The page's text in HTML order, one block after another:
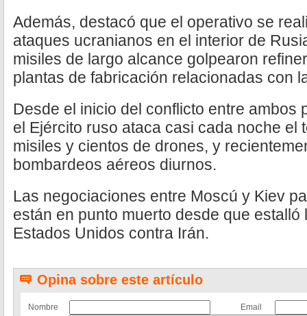
Además, destacó que el operativo se
ataques ucranianos en el interior de
misiles de largo alcance golpearon
plantas de fabricación relacionadas con
Desde el inicio del conflicto entre ambos
el Ejército ruso ataca casi cada noche el
misiles y cientos de drones, y
bombardeos aéreos diurnos.
Las negociaciones entre Moscú y Kiev
están en punto muerto desde que
Estados Unidos contra Irán.
Opina sobre este artículo
Nombre
Email